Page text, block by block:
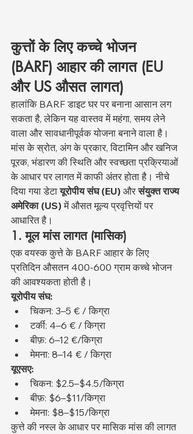
कुत्तों के लिए कच्चे भोजन
(BARF) आहार की लागत (EU
और US औसत लागत)
हालांकि BARF डाइट घर पर बनाना आसान लग
सकता है, लेकिन यह वास्तव में महंगा, समय लेने
वाला और सावधानीपूर्वक योजना बनाने वाला है।
मांस के स्रोत, अंग के प्रकार, विटामिन और खनिज
पूरक, भंडारण की स्थिति और स्वच्छता प्रक्रियाओं
के आधार पर लागत में काफी अंतर होता है। नीचे
दिया गया डेटा यूरोपीय संघ (EU) और संयुक्त राज्य
अमेरिका (US) में औसत मूल्य प्रवृत्तियों पर
आधारित है।
1. मूल मांस लागत (मासिक)
एक वयस्क कुत्ते के BARF आहार के लिए
प्रतिदिन औसतन 400-600 ग्राम कच्चे भोजन
की आवश्यकता होती है।
यूरोपीय संघ:
चिकन: 3–5 € / किग्रा
टर्की: 4–6 € / किग्रा
बीफ़: 6–12 €/किग्रा
मेमना: 8–14 € / किग्रा
यूएसए:
चिकन: $2.5–$4.5/किग्रा
बीफ़: $6–$11/किग्रा
मेमना: $8–$15/किग्रा
कुत्ते की नस्ल के आधार पर मासिक मांस की लागत